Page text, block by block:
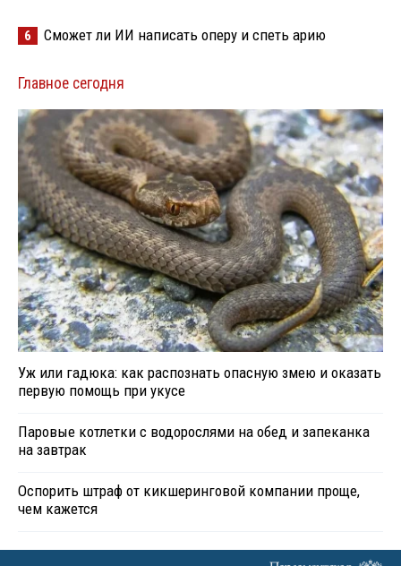
6 Сможет ли ИИ написать оперу и спеть арию
Главное сегодня
Уж или гадюка: как распознать опасную змею и оказать
первую помощь при укусе
Паровые котлетки с водорослями на обед и запеканка
на завтрак
Оспорить штраф от кикшеринговой компании проще,
чем кажется